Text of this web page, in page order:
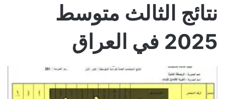
نتائج الثالث متوسط
2025 في العراق